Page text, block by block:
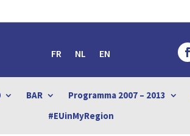
FR NL EN
BAR Programma 2007 – 2013
#EUinMyRegion